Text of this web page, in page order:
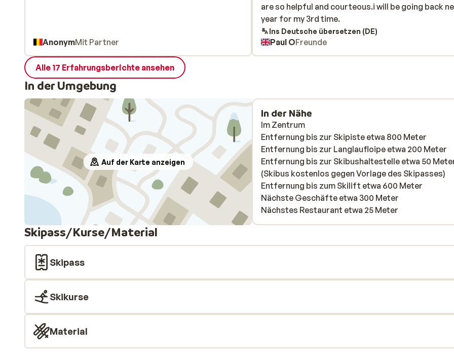
AnonymMit Partner
are so helpful and courteous.i will be going back
year for my 3rd time.
are so helpful and courteous.i will be going back
year for my 3rd time.
Ins Deutsche übersetzen (DE)
Paul OFreunde
Alle 17 Erfahrungsberichte ansehen
In der Umgebung
Auf der Karte anzeigen
In der Nähe
Im Zentrum
Entfernung bis zur Skipiste etwa 800 Meter
Entfernung bis zur Langlaufloipe etwa 200 Meter
Entfernung bis zur Skibushaltestelle etwa 50
(Skibus kostenlos gegen Vorlage des Skipasses)
Entfernung bis zum Skilift etwa 600 Meter
Nächste Geschäfte etwa 300 Meter
Nächstes Restaurant etwa 25 Meter
Skipass/Kurse/Material
Skipass
Skikurse
Material